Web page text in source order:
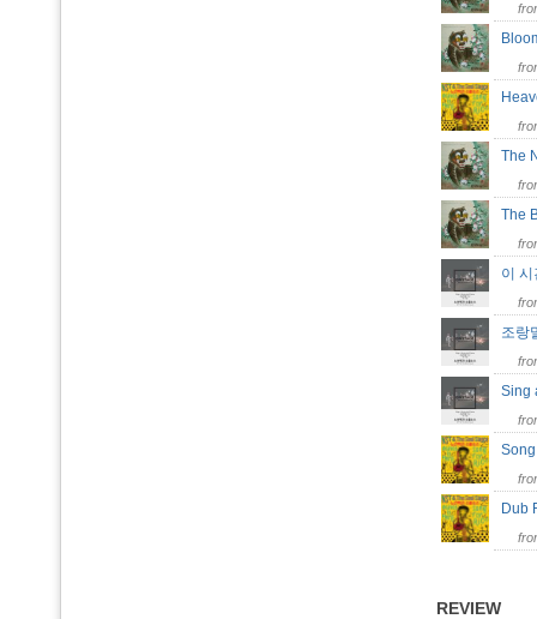
The
The
이
조랑
Sing
Dub
REVIEW